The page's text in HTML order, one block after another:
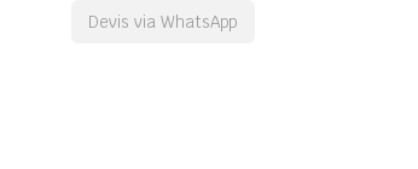
Devis via WhatsApp